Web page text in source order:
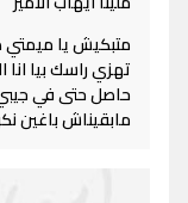
متبكيش يا ميمتي
تهزي راسك بيا
حاصل حتى في جيبي
مابقيناش باغين